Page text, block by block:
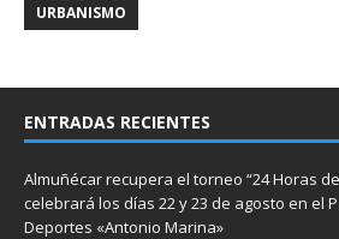
URBANISMO
ENTRADAS RECIENTES
Almuñécar recupera el torneo “24 Horas
celebrará los días 22 y 23 de agosto en el
Deportes «Antonio Marina»